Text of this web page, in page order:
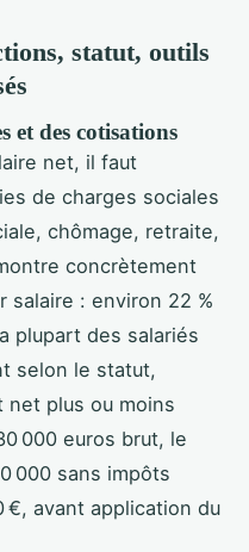
statut, outils
et des cotisations
net, il faut
de charges sociales
chômage, retraite,
concrètement
salaire : environ 22 %
plupart des salariés
selon le statut,
plus ou moins
000 euros brut, le
000 sans impôts
avant application du